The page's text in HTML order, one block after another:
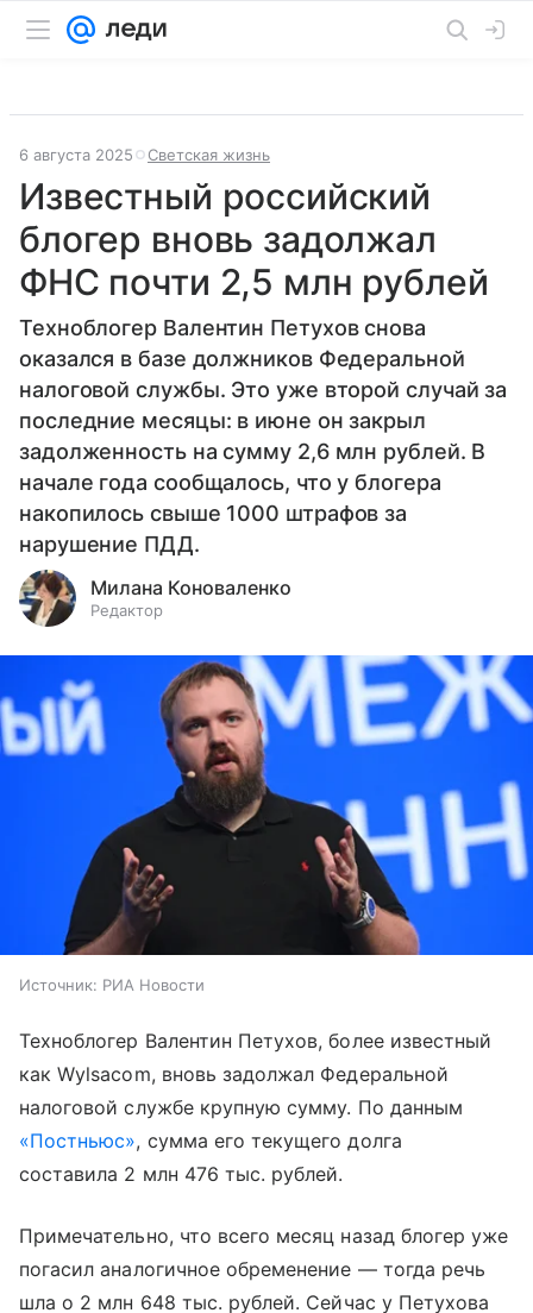
6 августа 2025 Светская жизнь
Известный российский
блогер вновь задолжал
ФНС почти 2,5 млн рублей
Техноблогер Валентин Петухов снова
оказался в базе должников Федеральной
налоговой службы. Это уже второй случай за
последние месяцы: в июне он закрыл
задолженность на сумму 2,6 млн рублей. В
начале года сообщалось, что у блогера
накопилось свыше 1000 штрафов за
нарушение ПДД.
Милана Коноваленко
Редактор
Источник: РИА Новости
Техноблогер Валентин Петухов, более известный
как Wylsacom, вновь задолжал Федеральной
налоговой службе крупную сумму. По данным
«Постньюс», сумма его текущего долга
составила 2 млн 476 тыс. рублей.
Примечательно, что всего месяц назад блогер уже
погасил аналогичное обременение — тогда речь
шла о 2 млн 648 тыс. рублей. Сейчас у Петухова